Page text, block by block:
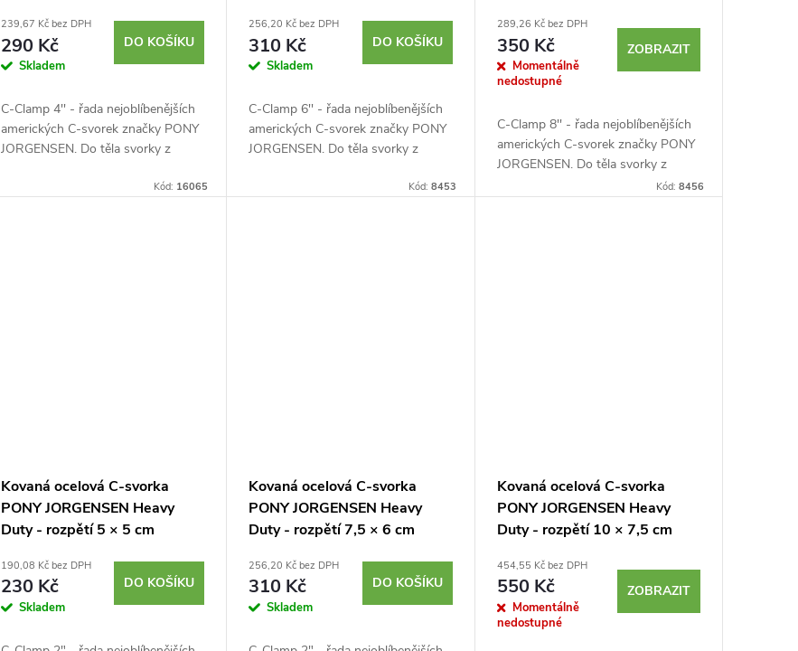
239,67 Kč bez DPH
290 Kč
Skladem
DO KOŠÍKU
C-Clamp 4'' - řada nejoblíbenějších
amerických C-svorek značky PONY
JORGENSEN. Do těla svorky z
Kód: 16065
256,20 Kč bez DPH
310 Kč
Skladem
DO KOŠÍKU
C-Clamp 6'' - řada nejoblíbenějších
amerických C-svorek značky PONY
JORGENSEN. Do těla svorky z
Kód: 8453
289,26 Kč bez DPH
350 Kč
Momentálně
nedostupné
ZOBRAZIT
C-Clamp 8'' - řada nejoblíbenějších
amerických C-svorek značky PONY
JORGENSEN. Do těla svorky z
tvárné litiny je usazen ocelový šroub
Kód: 8456
Kovaná ocelová C-svorka
PONY JORGENSEN Heavy
Duty - rozpětí 5 × 5 cm
190,08 Kč bez DPH
230 Kč
Skladem
DO KOŠÍKU
Kovaná ocelová C-svorka
PONY JORGENSEN Heavy
Duty - rozpětí 7,5 × 6 cm
256,20 Kč bez DPH
310 Kč
Skladem
DO KOŠÍKU
Kovaná ocelová C-svorka
PONY JORGENSEN Heavy
Duty - rozpětí 10 × 7,5 cm
454,55 Kč bez DPH
550 Kč
Momentálně
nedostupné
ZOBRAZIT